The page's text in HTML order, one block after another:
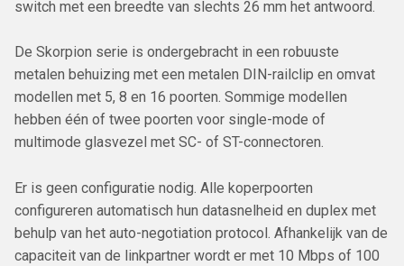
switch met een breedte van slechts 26 mm het antwoord.
De Skorpion serie is ondergebracht in een robuuste
metalen behuizing met een metalen DIN-railclip en omvat
modellen met 5, 8 en 16 poorten. Sommige modellen
hebben één of twee poorten voor single-mode of
multimode glasvezel met SC- of ST-connectoren.
Er is geen configuratie nodig. Alle koperpoorten
configureren automatisch hun datasnelheid en duplex met
behulp van het auto-negotiation protocol. Afhankelijk van de
capaciteit van de linkpartner wordt er met 10 Mbps of 100